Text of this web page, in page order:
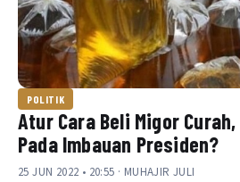
POLITIK
Atur Cara Beli Migor
Pada Imbauan Presiden?
25 JUN 2022 • 20:55 · MUHAJIR JULI